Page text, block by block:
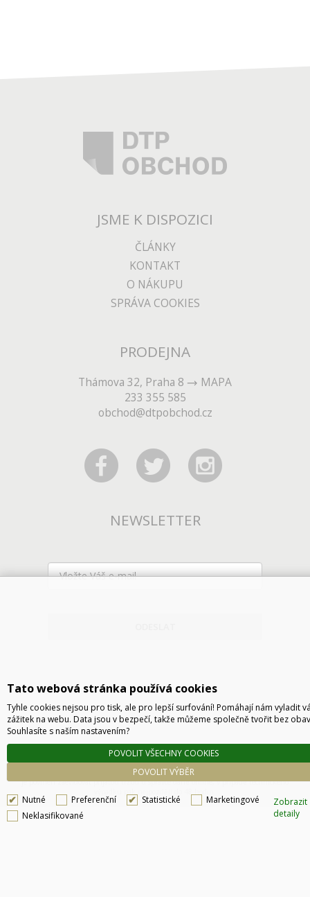
JSME K DISPOZICI
ČLÁNKY
KONTAKT
O NÁKUPU
SPRÁVA COOKIES
PRODEJNA
Thámova 32, Praha 8
MAPA
233 355 585
obchod@dtpobchod.cz
NEWSLETTER
Technické řešení © 2026 CyberSoft s.r.o.
Podle zákona o evidenci tržeb je prodávající povinen vystavit kupujícímu účtenku. Zároveň
je povinen zaevidovat přijatou tržbu u správce daně online, v případě technického
Tato webová stránka používá cookies
Tyhle cookies nejsou pro tisk, ale pro lepší surfování! Pomáhají nám vyladit
zážitek na webu. Data jsou v bezpečí, takže můžeme společně tvořit bez
Souhlasíte s naším nastavením?
POVOLIT VÝBĚR
POVOLIT VŠECHNY COOKIES
Nutné Preferenční Statistické
Marketingové
Neklasifikované
Zobrazit
detaily